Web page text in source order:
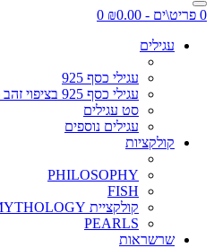
0 פריט\ים - ₪0.00
0
עגילים
עגילי כסף 925
עגילי כסף 925 בציפוי זהב מיקרוני
סט עגילים
עגילים נוספים
קולקציות
PHILOSOPHY
FISH
קולקציית MYTHOLOGY
PEARLS
שרשראות